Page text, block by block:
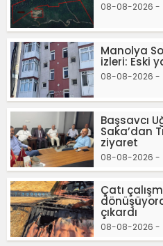
08-08-2026 -
Manolya
izleri: Eski
08-08-2026 -
Başsavcı
Saka’dan
ziyaret
08-08-2026 -
Çatı
çıkardı
08-08-2026 -